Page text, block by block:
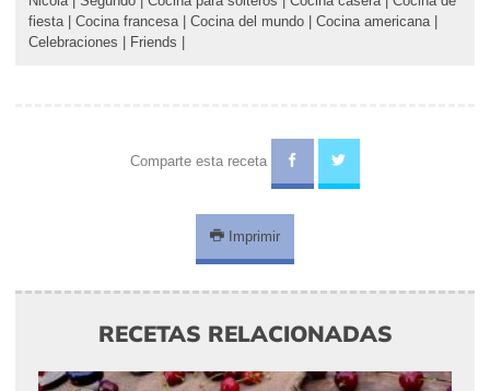
fiesta| Cocina francesa| Cocina del mundo Cocina americana|
Celebraciones
Friends
Comparte esta receta
Imprimir
RECETAS RELACIONADAS